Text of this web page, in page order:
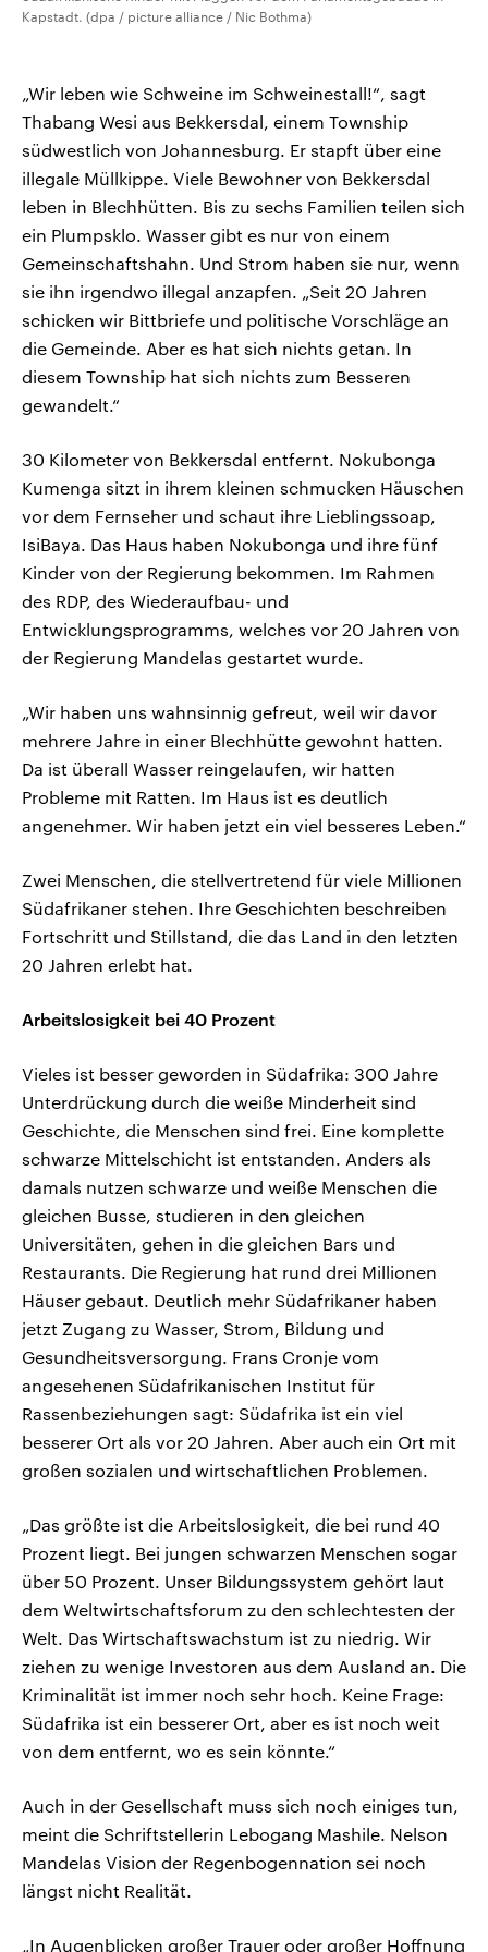
Kapstadt. (dpa / picture alliance / Nic Bothma)
„Wir leben wie Schweine im Schweinestall!“, sagt
Thabang Wesi aus Bekkersdal, einem Township
südwestlich von Johannesburg. Er stapft über eine
illegale Müllkippe. Viele Bewohner von Bekkersdal
leben in Blechhütten. Bis zu sechs Familien teilen sich
ein Plumpsklo. Wasser gibt es nur von einem
Gemeinschaftshahn. Und Strom haben sie nur, wenn
sie ihn irgendwo illegal anzapfen. „Seit 20 Jahren
schicken wir Bittbriefe und politische Vorschläge an
die Gemeinde. Aber es hat sich nichts getan. In
diesem Township hat sich nichts zum Besseren
gewandelt.“
30 Kilometer von Bekkersdal entfernt. Nokubonga
Kumenga sitzt in ihrem kleinen schmucken Häuschen
vor dem Fernseher und schaut ihre Lieblingssoap,
IsiBaya. Das Haus haben Nokubonga und ihre fünf
Kinder von der Regierung bekommen. Im Rahmen
des RDP, des Wiederaufbau- und
Entwicklungsprogramms, welches vor 20 Jahren von
der Regierung Mandelas gestartet wurde.
„Wir haben uns wahnsinnig gefreut, weil wir davor
mehrere Jahre in einer Blechhütte gewohnt hatten.
Da ist überall Wasser reingelaufen, wir hatten
Probleme mit Ratten. Im Haus ist es deutlich
angenehmer. Wir haben jetzt ein viel besseres Leben.“
Zwei Menschen, die stellvertretend für viele Millionen
Südafrikaner stehen. Ihre Geschichten beschreiben
Fortschritt und Stillstand, die das Land in den letzten
20 Jahren erlebt hat.
Arbeitslosigkeit bei 40 Prozent
Vieles ist besser geworden in Südafrika: 300 Jahre
Unterdrückung durch die weiße Minderheit sind
Geschichte, die Menschen sind frei. Eine komplette
schwarze Mittelschicht ist entstanden. Anders als
damals nutzen schwarze und weiße Menschen die
gleichen Busse, studieren in den gleichen
Universitäten, gehen in die gleichen Bars und
Restaurants. Die Regierung hat rund drei Millionen
Häuser gebaut. Deutlich mehr Südafrikaner haben
jetzt Zugang zu Wasser, Strom, Bildung und
Gesundheitsversorgung. Frans Cronje vom
angesehenen Südafrikanischen Institut für
Rassenbeziehungen sagt: Südafrika ist ein viel
besserer Ort als vor 20 Jahren. Aber auch ein Ort mit
großen sozialen und wirtschaftlichen Problemen.
„Das größte ist die Arbeitslosigkeit, die bei rund 40
Prozent liegt. Bei jungen schwarzen Menschen sogar
über 50 Prozent. Unser Bildungssystem gehört laut
dem Weltwirtschaftsforum zu den schlechtesten der
Welt. Das Wirtschaftswachstum ist zu niedrig. Wir
ziehen zu wenige Investoren aus dem Ausland an. Die
Kriminalität ist immer noch sehr hoch. Keine Frage:
Südafrika ist ein besserer Ort, aber es ist noch weit
von dem entfernt, wo es sein könnte.“
Auch in der Gesellschaft muss sich noch einiges tun,
meint die Schriftstellerin Lebogang Mashile. Nelson
Mandelas Vision der Regenbogennation sei noch
längst nicht Realität.
„In Augenblicken großer Trauer oder großer Hoffnung